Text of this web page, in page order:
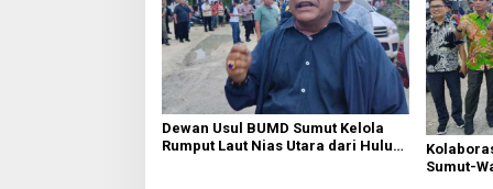
Dewan Usul BUMD Sumut Kelola
Rumput Laut Nias Utara dari Hulu
Sumut-